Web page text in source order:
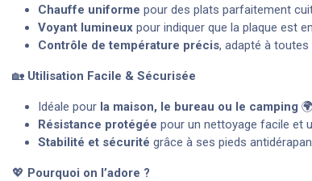
Chauffe uniforme pour des plats parfaitement
Voyant lumineux pour indiquer que la plaque est
Contrôle de température précis, adapté à
🏡 Utilisation Facile & Sécurisée
Idéale pour la maison, le bureau ou le camping 🌍
Résistance protégée pour un nettoyage facile et
Stabilité et sécurité grâce à ses pieds
💖 Pourquoi on l’adore ?